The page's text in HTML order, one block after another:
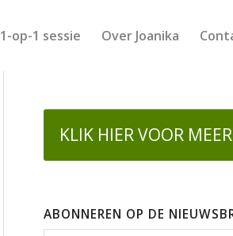
1-op-1 sessie Over Joanika
KLIK HIER VOOR
ABONNEREN OP DE